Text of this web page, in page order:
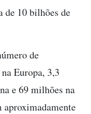
de 10 bilhões de
de
Europa, 3,3
e 69 milhões na